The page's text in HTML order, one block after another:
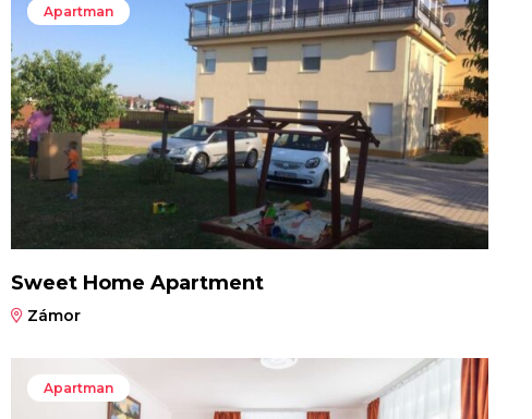
Apartman
Sweet Home Apartment
Zámor
Apartman